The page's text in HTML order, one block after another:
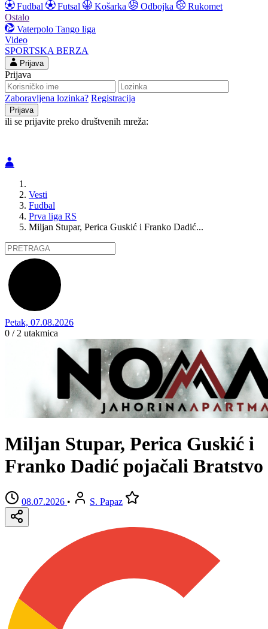
Fudbal
Futsal Košarka Odbojka
Rukomet
Ostalo
Vaterpolo Tango liga
Video
SPORTSKA BERZA
Prijava
Prijava
Zaboravljena lozinka? Registracija
ili se prijavite preko društvenih mreža:
Vesti
Fudbal
Prva liga RS
Miljan Stupar, Perica Guskić i Franko Dadić...
Petak, 07.08.2026
0 / 2 utakmica
Miljan Stupar, Perica Guskić i
Franko Dadić pojačali Bratstvo
08.07.2026 • S. Papaz